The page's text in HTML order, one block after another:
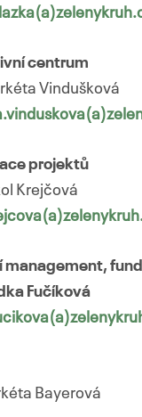
centrum
Vindušková
projektů
Krejčová
management,
Fučíková
Bayerová